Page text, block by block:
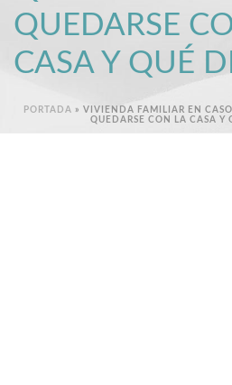
QUEDARSE
CASA Y QUÉ
PORTADA » VIVIENDA FAMILIAR EN
QUEDARSE CON LA CASA Y